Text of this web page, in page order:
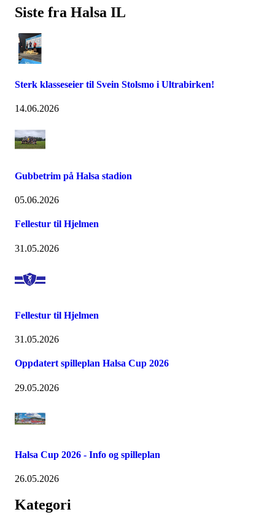
Siste fra Halsa IL
Sterk klasseseier til Svein Stolsmo i Ultrabirken!
14.06.2026
Gubbetrim på Halsa stadion
05.06.2026
Fellestur til Hjelmen
31.05.2026
Fellestur til Hjelmen
31.05.2026
Oppdatert spilleplan Halsa Cup 2026
29.05.2026
Halsa Cup 2026 - Info og spilleplan
26.05.2026
Kategori